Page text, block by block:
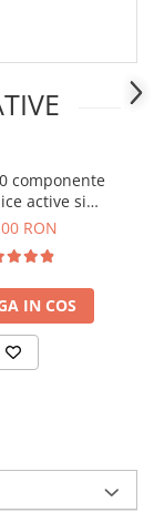
componente
active si
11303
RON
IN COS